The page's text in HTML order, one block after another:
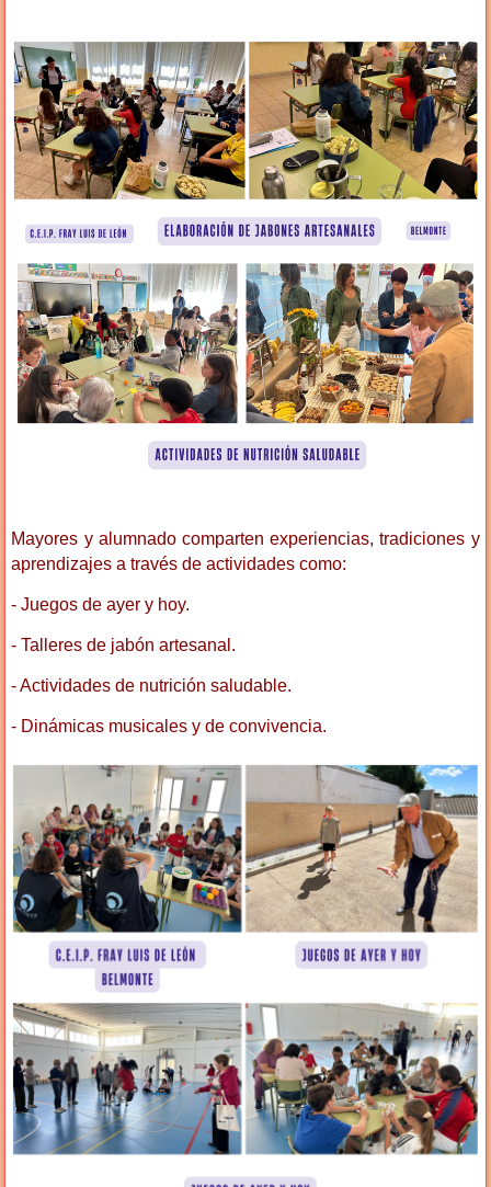
Mayores y alumnado comparten experiencias, tradiciones y
aprendizajes a través de actividades como:
- Juegos de ayer y hoy.
- Talleres de jabón artesanal.
- Actividades de nutrición saludable.
- Dinámicas musicales y de convivencia.